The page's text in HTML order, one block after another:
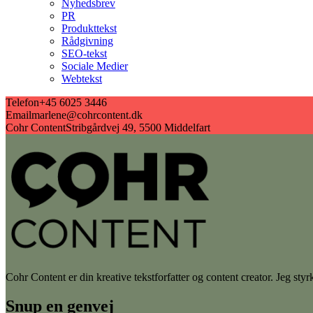
Nyhedsbrev
PR
Produkttekst
Rådgivning
SEO-tekst
Sociale Medier
Webtekst
Telefon+45 6025 3446
Emailmarlene@cohrcontent.dk
Cohr ContentStribgårdvej 49, 5500 Middelfart
Cohr Content er din kreative tekstforfatter og content creator. Jeg
Snup en genvej